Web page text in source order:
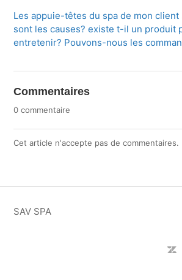
Les appuie-têtes du spa de mon client
sont les causes? existe t-il un produit
entretenir? Pouvons-nous les
Commentaires
0 commentaire
Cet article n'accepte pas de commentaires.
SAV SPA